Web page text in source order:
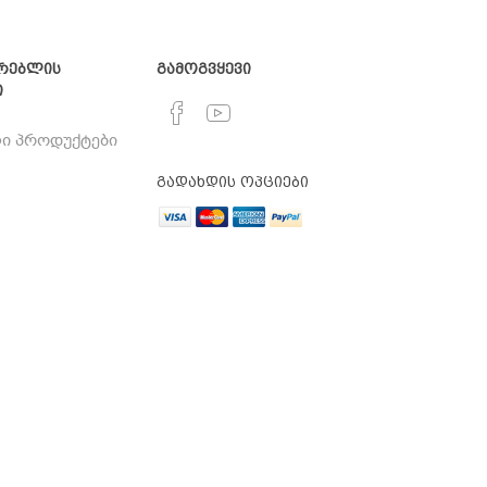
პროდუქტები
გამოგვყევი
გადახდის ოპციები